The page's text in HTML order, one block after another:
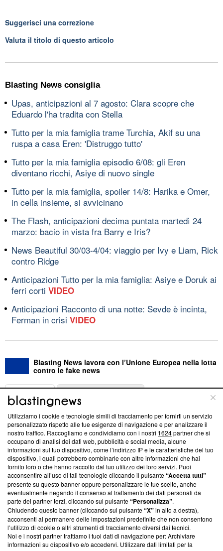
Suggerisci una correzione
Valuta il titolo di questo articolo
Blasting News consiglia
Upas, anticipazioni al 7 agosto: Clara scopre che
Eduardo l'ha tradita con Stella
Tutto per la mia famiglia trame Turchia, Akif su una
ruspa a casa Eren: 'Distruggo tutto'
Tutto per la mia famiglia episodio 6/08: gli Eren
diventano ricchi, Asiye di nuovo single
Tutto per la mia famiglia, spoiler 14/8: Harika e Omer,
in cella insieme, si avvicinano
The Flash, anticipazioni decima puntata martedì 24
marzo: bacio in vista fra Barry e Iris?
News Beautiful 30/03-4/04: viaggio per Ivy e Liam, Rick
contro Ridge
Anticipazioni Tutto per la mia famiglia: Asiye e Doruk ai
ferri corti VIDEO
Anticipazioni Racconto di una notte: Sevde è incinta,
Ferman in crisi VIDEO
Blasting News lavora con l’Unione Europea nella lotta
contro le fake news
ABOUT
Questa sezione offre informazioni trasparenti su Blasting
News, sui nostri processi editoriali e su come ci impegniamo a
creare news di qualità. Inoltre, afferma la nostra aderenza a
‘Trust Project - News with Integrity’Blasting News non è
ancora membro del programma, ma ha richiesto di farne
parte; Trust Project non ha ancora effettuato una verifica di
conformità agli standard.
Su di noi
Team editoriale
Corporate
Utilizziamo i cookie e tecnologie simili di tracciamento per fornirti un servizio
personalizzato rispetto alle tue esigenze di navigazione e per analizzare il
nostro traffico. Raccogliamo e condividiamo con i nostri 1624partner che si
occupano di analisi dei dati web, pubblicità e social media, alcune
informazioni sul tuo dispositivo, come l’indirizzo IP e le caratteristiche del tuo
dispositivo, i quali potrebbero combinarle con altre informazioni che hai
fornito loro o che hanno raccolto dal tuo utilizzo dei loro servizi. Puoi
acconsentire all’uso di tali tecnologie cliccando il pulsante“Accetta tutti”
presente su questo banner oppure personalizzare le tue scelte, anche
eventualmente negando il consenso al trattamento dei dati personali da
parte dei partner terzi, cliccando sul pulsante“Personalizza”.
Chiudendo questo banner (cliccando sul pulsante“X”in alto a destra),
acconsenti al permanere delle impostazioni predefinite che non consentono
l’utilizzo di cookie o altri strumenti di tracciamento diversi dai tecnici.
Noi e i nostri partner trattiamo i tuoi dati di navigazione per: Archiviare
informazioni su dispositivo e/o accedervi. Utilizzare dati limitati per la